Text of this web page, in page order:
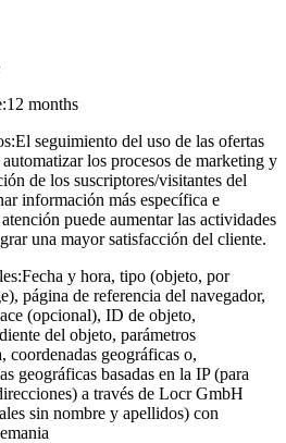
12 months
El seguimiento del uso de las ofertas
los procesos de marketing y
de los suscriptores/visitantes del
información más específica e
puede aumentar las actividades
una mayor satisfacción del cliente.
Fecha y hora, tipo (objeto, por
página de referencia del navegador,
(opcional), ID de objeto,
del objeto, parámetros
coordenadas geográficas o,
geográficas basadas en la IP (para
a través de Locr GmbH
sin nombre y apellidos) con